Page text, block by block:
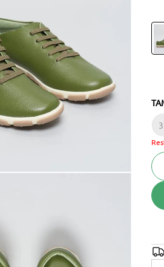
º
mochila
º
anabela
º cinto